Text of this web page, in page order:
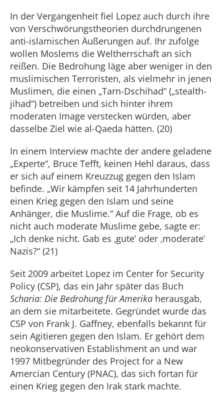
In der Vergangenheit fiel Lopez auch durch ihre
von Verschwörungstheorien durchdrungenen
anti-islamischen Äußerungen auf. Ihr zufolge
wollen Moslems die Weltherrschaft an sich
reißen. Die Bedrohung läge aber weniger in den
muslimischen Terroristen, als vielmehr in jenen
Muslimen, die einen „Tarn-Dschihad“ („stealth-
jihad“) betreiben und sich hinter ihrem
moderaten Image verstecken würden, aber
dasselbe Ziel wie al-Qaeda hätten. (20)
In einem Interview machte der andere geladene
„Experte“, Bruce Tefft, keinen Hehl daraus, dass
er sich auf einem Kreuzzug gegen den Islam
befinde. „Wir kämpfen seit 14 Jahrhunderten
einen Krieg gegen den Islam und seine
Anhänger, die Muslime.“ Auf die Frage, ob es
nicht auch moderate Muslime gebe, sagte er:
„Ich denke nicht. Gab es ‚gute’ oder ‚moderate’
Nazis?“ (21)
Seit 2009 arbeitet Lopez im Center for Security
Policy (CSP), das ein Jahr später das Buch
Scharia: Die Bedrohung für Amerika herausgab,
an dem sie mitarbeitete. Gegründet wurde das
CSP von Frank J. Gaffney, ebenfalls bekannt für
sein Agitieren gegen den Islam. Er gehört dem
neokonservativen Establishment an und war
1997 Mitbegründer des Project for a New
Amercian Century (PNAC), das sich fortan für
einen Krieg gegen den Irak stark machte.